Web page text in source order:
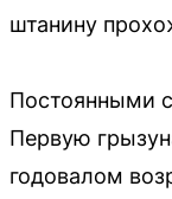
штанину
Постоянными
Первую
годовалом